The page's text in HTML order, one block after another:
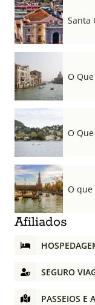
Santa
O
O
O
Afiliados
SEGURO
PASSEIOS E